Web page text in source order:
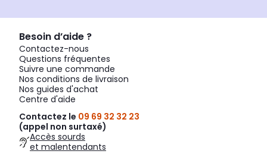
Besoin d’aide ?
Contactez-nous
Questions fréquentes
Suivre une commande
Nos conditions de livraison
Nos guides d'achat
Centre d'aide
Contactez le 09 69 32 32 23
(appel non surtaxé)
Accès sourds
et malentendants